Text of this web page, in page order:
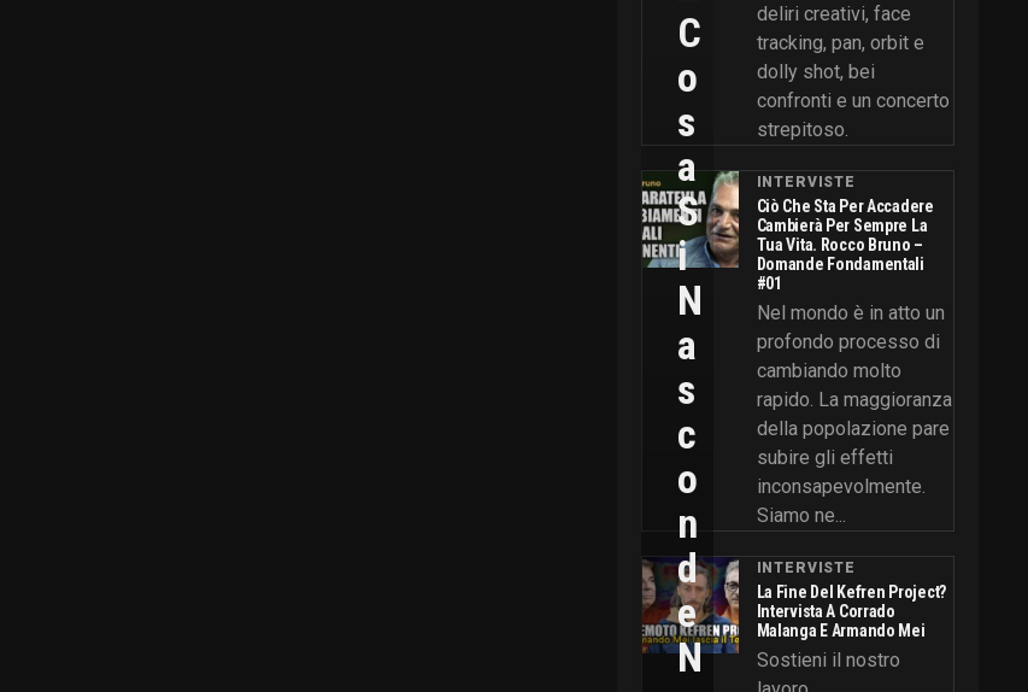
deliri creativi, face
tracking, pan, orbit e
dolly shot, bei
confronti e un concerto
strepitoso.
INTERVISTE
Ciò Che Sta Per Accadere
Cambierà Per Sempre La
Tua Vita. Rocco Bruno –
Domande Fondamentali
#01
Nel mondo è in atto un
profondo processo di
cambiando molto
rapido. La maggioranza
della popolazione pare
subire gli effetti
inconsapevolmente.
Siamo ne...
INTERVISTE
La Fine Del Kefren Project?
Intervista A Corrado
Malanga E Armando Mei
Sostieni il nostro
C
O
S
A
S
I
N
A
S
C
O
N
D
E
N